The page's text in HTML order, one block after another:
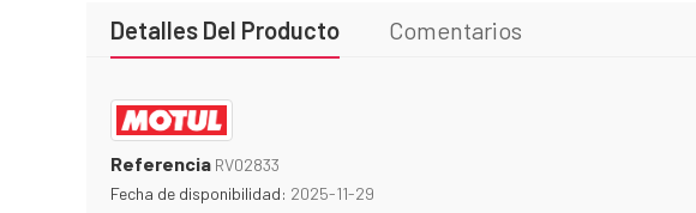
Detalles Del Producto Comentarios
Referencia RV02833
Fecha de disponibilidad: 2025-11-29